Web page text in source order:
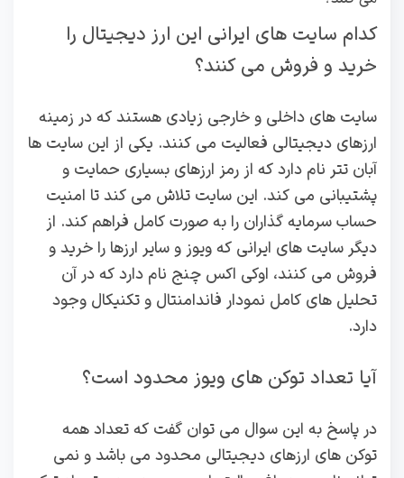
کدام سایت های ایرانی این ارز دیجیتال را
خرید و فروش می کنند؟
سایت های داخلی و خارجی زیادی هستند که در زمینه
ارزهای دیجیتالی فعالیت می کنند. یکی از این سایت ها
آبان تتر نام دارد که از رمز ارزهای بسیاری حمایت و
پشتیبانی می کند. این سایت تلاش می کند تا امنیت
حساب سرمایه گذاران را به صورت کامل فراهم کند. از
دیگر سایت های ایرانی که ویوز و سایر ارزها را خرید و
فروش می کنند، اوکی اکس چنج نام دارد که در آن
تحلیل های کامل نمودار فاندامنتال و تکنیکال وجود
دارد.
آیا تعداد توکن های ویوز محدود است؟
در پاسخ به این سوال می توان گفت که تعداد همه
توکن های ارزهای دیجیتالی محدود می باشد و نمی